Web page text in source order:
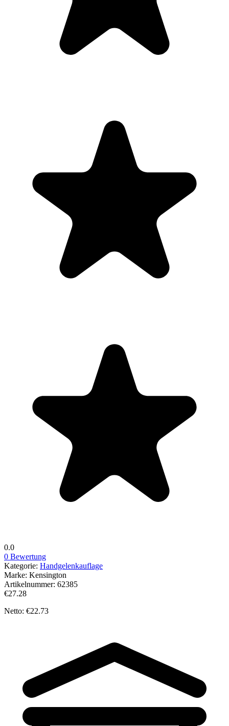
0.0
0 Bewertung
Kategorie: Handgelenkauflage
Marke: Kensington
Artikelnummer: 62385
€27.28
Netto: €22.73